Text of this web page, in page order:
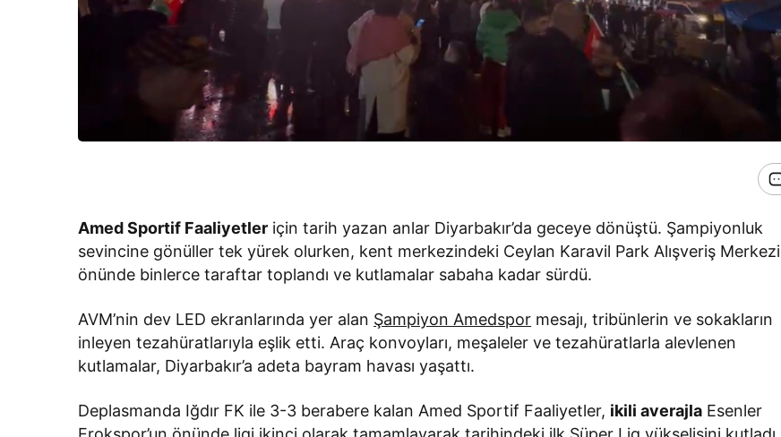
Amed Sportif Faaliyetler için tarih yazan anlar Diyarbakır’da geceye dönüştü. Şampiyonluk
sevincine gönüller tek yürek olurken, kent merkezindeki Ceylan Karavil Park Alışveriş Merkezi
önünde binlerce taraftar toplandı ve kutlamalar sabaha kadar sürdü.
AVM’nin dev LED ekranlarında yer alan Şampiyon Amedspor mesajı, tribünlerin ve sokakların
inleyen tezahüratlarıyla eşlik etti. Araç konvoyları, meşaleler ve tezahüratlarla alevlenen
kutlamalar, Diyarbakır’a adeta bayram havası yaşattı.
Deplasmanda Iğdır FK ile 3-3 berabere kalan Amed Sportif Faaliyetler, ikili averajla Esenler